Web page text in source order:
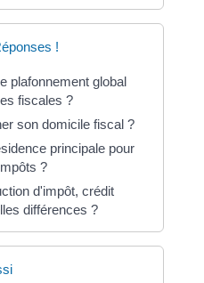
!
plafonnement global
fiscales ?
son domicile fiscal ?
principale pour
?
d'impôt, crédit
différences ?